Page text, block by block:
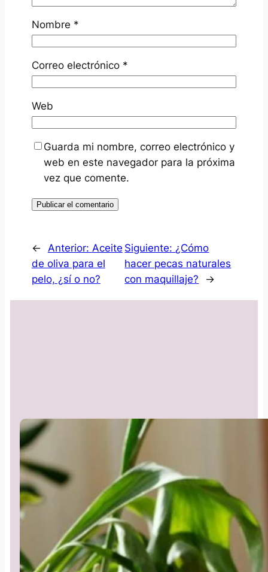
Nombre *
Correo electrónico *
Web
Guarda mi nombre, correo electrónico y
web en este navegador para la próxima
vez que comente.
← Anterior: Aceite
de oliva para el
pelo, ¿sí o no?
Siguiente: ¿Cómo
hacer pecas naturales
con maquillaje?
→